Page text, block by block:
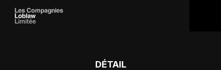
DÉTAIL